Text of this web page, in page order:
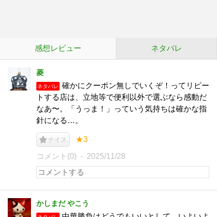
感想レビュー ネタバレ
菱
ネタバレ
確かにクーポン無しでいくぞ！ってリピー
トする店は、立地等で便利以外で選ぶなら感動だ
なあ〜。「うっま！」っていう気持ちは確かな指
針になる…。
ナイス ★3
コメント(0) 2025/11/28
かしまだ やこう